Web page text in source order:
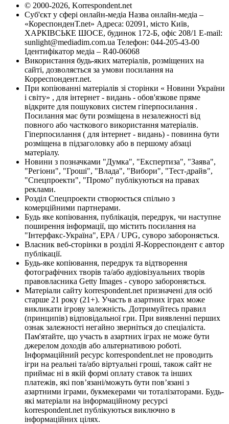
© 2000-2026, Korrespondent.net
Суб'єкт у сфері онлайн-медіа Назва онлайн-медіа –
«КореспонденТ.net» Адреса: 02091, місто Київ,
ХАРКІВСЬКЕ ШОСЕ, будинок 172-Б, офіс 208/1 E-mail:
sunlight@mediadim.com.ua Телефон: 044-205-43-00
Ідентифікатор медіа – R40-06068
Використання будь-яких матеріалів, розміщених на
сайті, дозволяється за умови посилання на
Корреспондент.net.
При копіюванні матеріалів зі сторінки « Новини України
і світу» , для інтернет - видань - обов'язкове пряме
відкрите для пошукових систем гіперпосилання .
Посилання має бути розміщена в незалежності від
повного або часткового використання матеріалів.
Гіперпосилання ( для інтернет - видань) - повинна бути
розміщена в підзаголовку або в першому абзаці
матеріалу.
Новини з позначками "Думка", "Експертиза", "Заява",
"Регіони", "Гроші", "Влада", "Вибори", "Тест-драйв",
"Спецпроекти", "Промо" публікуються на правах
реклами.
Розділ Спецпроекти створюється спільно з
комерційними партнерами.
Будь яке копіювання, публікація, передрук, чи наступне
поширення інформації, що містить посилання на
"Інтерфакс-Україна", EPA / UPG, суворо забороняється.
Власник веб-сторінки в розділі Я-Корреспондент є автор
публікації.
Будь-яке копіювання, передрук та відтворення
фотографічних творів та/або аудіовізуальних творів
правовласника Getty Images - суворо забороняється.
Матеріали сайту korrespondent.net призначені для осіб
старше 21 року (21+). Участь в азартних іграх може
викликати ігрову залежність. Дотримуйтесь правил
(принципів) відповідальної гри. При виявленні перших
ознак залежності негайно зверніться до спеціаліста.
Пам'ятайте, що участь в азартних іграх не може бути
джерелом доходів або альтернативою роботі.
Інформаційний ресурс korrespondent.net не проводить
ігри на реальні та/або віртуальні гроші, також сайт не
приймає ні в якій формі оплату ставок та інших
платежів, які пов’язані/можуть бути пов’язані з
азартними іграми, букмекерами чи тоталізаторами. Будь-
які матеріали на інформаційному ресурсі
korrespondent.net публікуються виключно в
інформаційних цілях.